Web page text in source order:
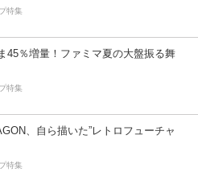
特集
45％増量！ファミマ夏の大盤振る舞
特集
、自ら描いた”レトロフューチャ
特集